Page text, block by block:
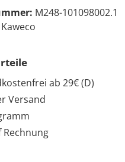
M248-101098002.1
Kaweco
ab 29€ (D)
Versand
Rechnung